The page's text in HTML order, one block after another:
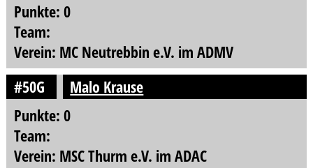
Punkte: 0
Team:
Verein: MC Neutrebbin e.V. im ADMV
#50G
Malo Krause
Punkte: 0
Team:
Verein: MSC Thurm e.V. im ADAC